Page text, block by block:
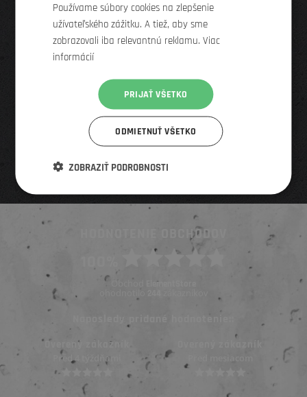
Výpredaje, zľavy, nové produkty a služby
Viac ako 50 000 odberateľov
Odhlásenie jedným kliknutím, ak sa vám newsletter
HODNOTENIE OBCHODOV
Obchod ElementStore
ohodnotilo
Naposledy pridané hodnotenie::
Overený zákazník
Pred 4 týždňami
Používame súbory cookies na zlepšenie
užívateľského zážitku. A tiež, aby sme
zobrazovali iba relevantnú reklamu. Viac
informácií
PRIJAŤ VŠETKO
ODMIETNUŤ VŠETKO
ZOBRAZIŤ PODROBNOSTI